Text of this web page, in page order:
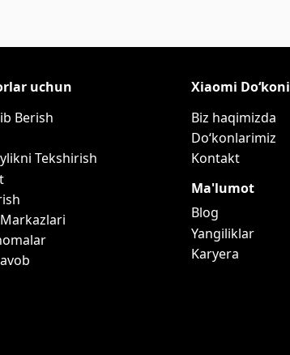
uchun
Berish
Tekshirish
Xiaomi Do‘koni
Biz haqimizda
Do‘konlarimiz
Kontakt
Ma'lumot
Blog
Yangiliklar
Karyera